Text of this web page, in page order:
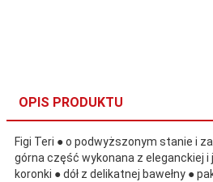
OPIS PRODUKTU
Figi Teri ● o podwyższonym stanie i
górna część wykonana z eleganckiej
koronki ● dół z delikatnej bawełny ●